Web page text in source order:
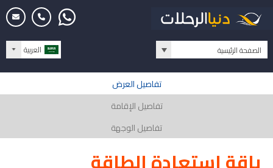
العربية الصفحة الرئيسية
تفاصيل العرض
تفاصيل الإقامة
تفاصيل الوجهة